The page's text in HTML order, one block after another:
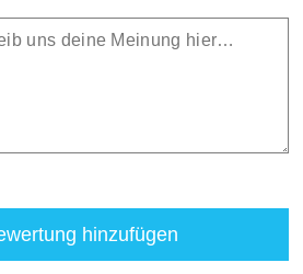
hinzufügen